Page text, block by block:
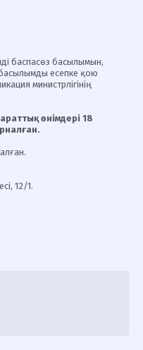
баспасөз басылымын,
басылымды есепке қою
министрлігінің
өнімдері 18
12/1.